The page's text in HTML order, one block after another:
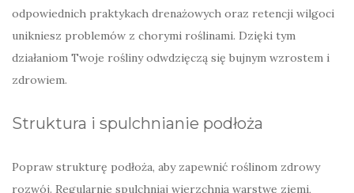
odpowiednich praktykach drenażowych oraz retencji wilgoci
unikniesz problemów z chorymi roślinami. Dzięki tym
działaniom Twoje rośliny odwdzięczą się bujnym wzrostem i
zdrowiem.
Struktura i spulchnianie podłoża
Popraw strukturę podłoża, aby zapewnić roślinom zdrowy
rozwój. Regularnie spulchniaj wierzchnią warstwę ziemi,